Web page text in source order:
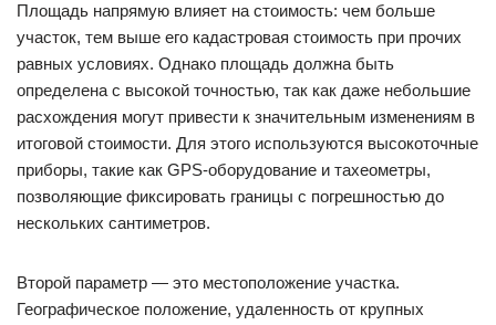
Площадь напрямую влияет на стоимость: чем больше
участок, тем выше его кадастровая стоимость при прочих
равных условиях. Однако площадь должна быть
определена с высокой точностью, так как даже небольшие
расхождения могут привести к значительным изменениям в
итоговой стоимости. Для этого используются высокоточные
приборы, такие как GPS-оборудование и тахеометры,
позволяющие фиксировать границы с погрешностью до
нескольких сантиметров.
Второй параметр — это местоположение участка.
Географическое положение, удаленность от крупных